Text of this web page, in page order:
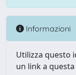
Informazioni
Utilizza questo
un link a